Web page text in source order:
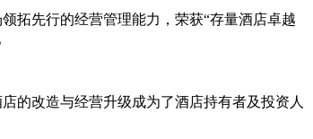
拓先行的经营管理能力，荣获“存量酒店卓越
的改造与经营升级成为了酒店持有者及投资人